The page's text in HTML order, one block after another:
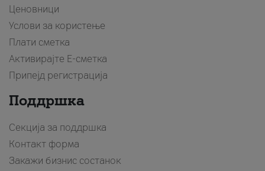
Ценовници
Услови за користење
Плати сметка
Активирајте Е-сметка
Припејд регистрација
Поддршка
Секција за поддршка
Контакт форма
Закажи бизнис состанок